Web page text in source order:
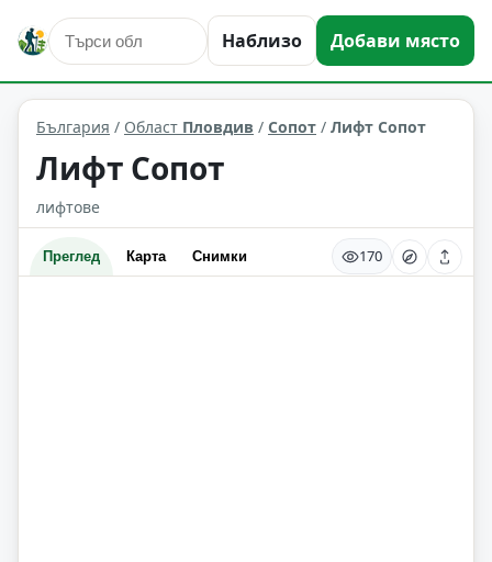
Наблизо Добави място
природни забележителности Сопот Област: Пловдив
България / Област Пловдив / Сопот / Лифт Сопот
Лифт Сопот
лифтове
Преглед Карта Снимки 170